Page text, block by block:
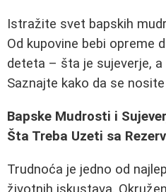
Istražite svet bapskih
Od kupovine bebi opreme
deteta – šta je sujeverje,
Saznajte kako da se
Bapske Mudrosti i
Šta Treba Uzeti sa
Trudnoća je jedno od